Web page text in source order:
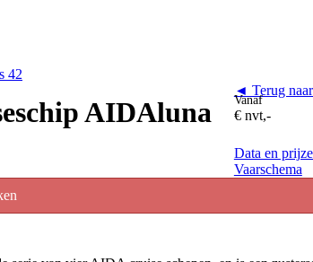
42
◄ Terug
AIDAluna Vanaf
€ nvt,-
Data en
Vaarschema